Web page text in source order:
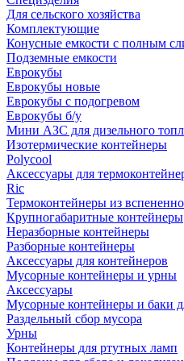
Для сельского хозяйства
Комплектующие
Конусные емкости с полным
Подземные емкости
Еврокубы
Еврокубы новые
Еврокубы с подогревом
Еврокубы б/у
Мини АЗС для дизельного
Изотермические контейнеры
Polycool
Аксессуары для
Ric
Термоконтейнеры из
Крупногабаритные контейнеры
Неразборные контейнеры
Разборные контейнеры
Аксессуары для контейнеров
Мусорные контейнеры и урны
Аксессуары
Мусорные контейнеры и баки
Раздельный сбор мусора
Урны
Контейнеры для ртутных ламп